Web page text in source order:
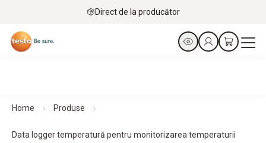
Direct de la producător
Home Produse
Data logger temperatură pentru monitorizarea temperaturii